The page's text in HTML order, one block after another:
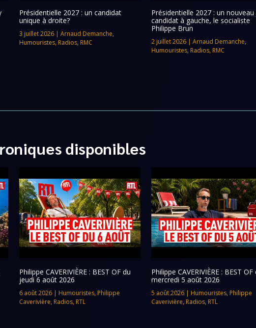
Présidentielle 2027 : un candidat
unique à droite?
3 juillet 2026| Arnaud Demanche,
Humouristes, Radios, RMC
Présidentielle 2027 : un nouveau
candidat à gauche, le socialiste
Philippe Brun
2 juillet 2026| Arnaud Demanche,
Humouristes, Radios, RMC
disponibles
Philippe CAVERIVIÈRE : BEST OF du
jeudi 6 août 2026
6 août 2026| Humouristes, Philippe
Caverivière, Radios, RTL
Philippe CAVERIVIÈRE : BEST OF
mercredi 5 août 2026
5 août 2026| Humouristes, Philippe
Caverivière, Radios, RTL